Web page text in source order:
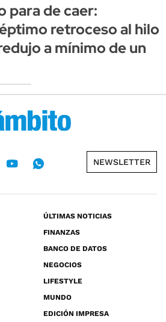
para de caer:
retroceso al hilo
a mínimo de un
NEWSLETTER
ÚLTIMAS NOTICIAS
FINANZAS
BANCO DE DATOS
NEGOCIOS
LIFESTYLE
MUNDO
EDICIÓN IMPRESA